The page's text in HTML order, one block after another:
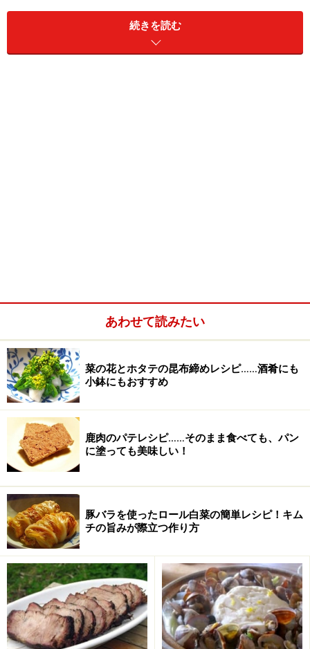
きゅうりのひき肉あんの作り方・手順
■きゅうりのひき肉あんの作り方
1
きゅうりを切って炒める
きゅうりは5cm幅に切り、縦に1/4に切る。フライパンを
弱めの中火にかけ、サラダ油をひき、きゅうりと塩小さ
じ１/2を入れて炒める。
続きを読む
あわせて読みたい
菜の花とホタテの昆布締めレシピ……酒肴にも
小鉢にもおすすめ
鹿肉のパテレシピ……そのまま食べても、パン
に塗っても美味しい！
豚バラを使ったロール白菜の簡単レシピ！キム
チの旨みが際立つ作り方